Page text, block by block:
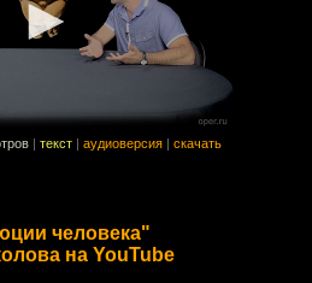
текст аудиоверсия скачать
человека"
на YouTube